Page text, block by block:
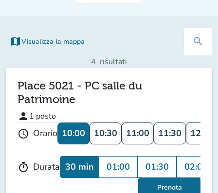
map Visualizza la mappa
(nuova scheda) search
4 risultati
Place 5021 - PC salle du
Patrimoine
person 1 posto
schedule Orario 10:00 10:30 11:00 11:30 12:00
timer Durata 30 min 01:00 01:30 02:00
Prenota